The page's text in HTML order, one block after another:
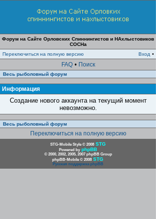
Форум на Сайте Орловских Спиннингистов и НАхлыстовиков
СОСНа
Переключиться на полную версию
Вход •
FAQ • Поиск
Весь рыболовный форум
Информация
Создание нового аккаунта на текущий момент
невозможно.
Весь рыболовный форум
Переключиться на полную версию
STG-Mobile Style © 2008 STG
Powered by phpBB
© 2000, 2002, 2005, 2007 phpBB Group
phpBB-Mobile © 2008 STG
Русская поддержка phpBB